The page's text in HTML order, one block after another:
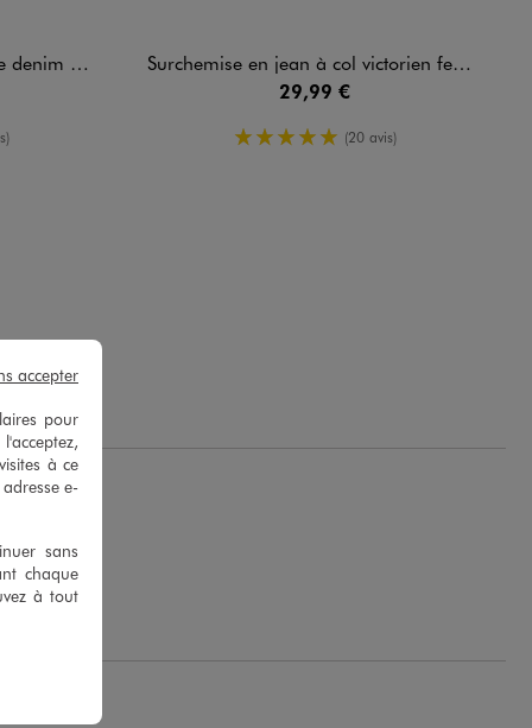
femme
Surchemise en jean à col victorien femme
29,99 €
5/5 de moyenne
(20 avis)
pour
à ce
e-
sans
chaque
à tout
accepter